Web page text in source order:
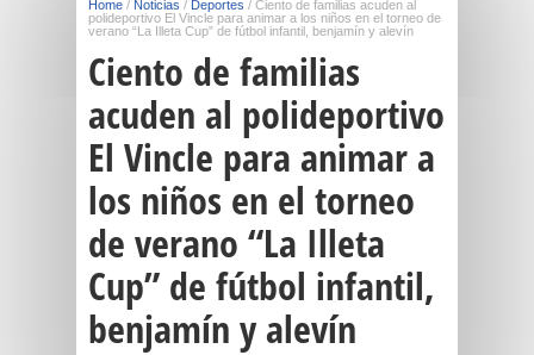
Home / Noticias / Deportes / Ciento de familias acuden al
polideportivo El Vincle para animar a los niños en el torneo de
verano “La Illeta Cup” de fútbol infantil, benjamín y alevín
Ciento de familias
acuden al polideportivo
El Vincle para animar a
los niños en el torneo
de verano “La Illeta
Cup” de fútbol infantil,
benjamín y alevín